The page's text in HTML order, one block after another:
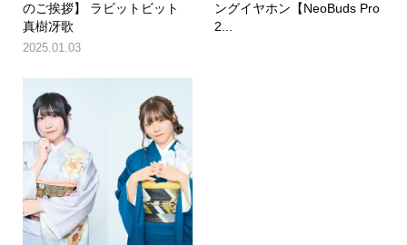
のご挨拶】 ラビットビット
真樹冴歌
2025.01.03
ングイヤホン【NeoBuds Pro
2...